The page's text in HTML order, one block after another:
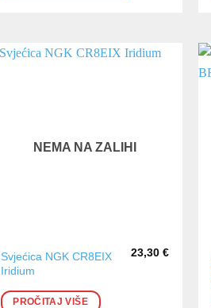
NEMA NA ZALIHI
Svjećica NGK CR8EIX
Iridium
23,30 €
PROČITAJ VIŠE